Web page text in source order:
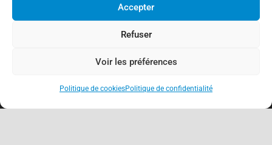
Accepter
Refuser
Voir les préférences
Politique de cookiesPolitique de confidentialité
Meuse (55)
Informations
Politique de confidentialité
Politique de cookies (EU)